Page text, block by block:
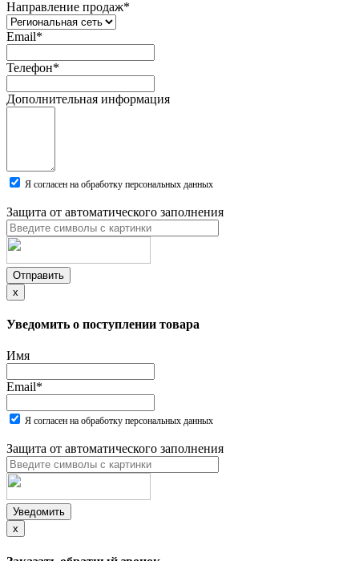
Направление продаж*
Email*
Телефон*
Дополнительная информация
Я согласен на обработку персональных данных
Защита от автоматического заполнения
Отправить
x
Уведомить о поступлении товара
Имя
Email*
Я согласен на обработку персональных данных
Защита от автоматического заполнения
Уведомить
x